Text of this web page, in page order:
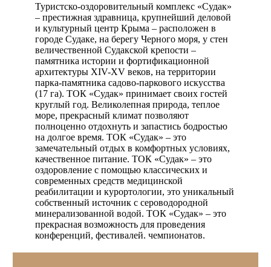
Туристско-оздоровительный комплекс «Судак»
– престижная здравница, крупнейший деловой
и культурный центр Крыма – расположен в
городе Судаке, на берегу Черного моря, у стен
величественной Судакской крепости –
памятника истории и фортификационной
архитектуры XIV-XV веков, на территории
парка-памятника садово-паркового искусства
(17 га). ТОК «Судак» принимает своих гостей
круглый год. Великолепная природа, теплое
море, прекрасный климат позволяют
полноценно отдохнуть и запастись бодростью
на долгое время. ТОК «Судак» – это
замечательный отдых в комфортных условиях,
качественное питание. ТОК «Судак» – это
оздоровление с помощью классических и
современных средств медицинской
реабилитации и курортологии, это уникальный
собственный источник с сероводородной
минерализованной водой. ТОК «Судак» – это
прекрасная возможность для проведения
конференций, фестивалей. чемпионатов.